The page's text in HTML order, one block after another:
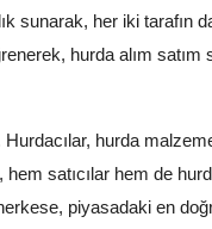
sunarak, her iki tarafın
hurda alım
hurda
satıcılar hem de
piyasadaki en